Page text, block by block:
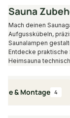
Sauna
Mach deinen
Aufgusskübeln,
Saunalampen
Entdecke praktische
Heimsauna
& Montage 4